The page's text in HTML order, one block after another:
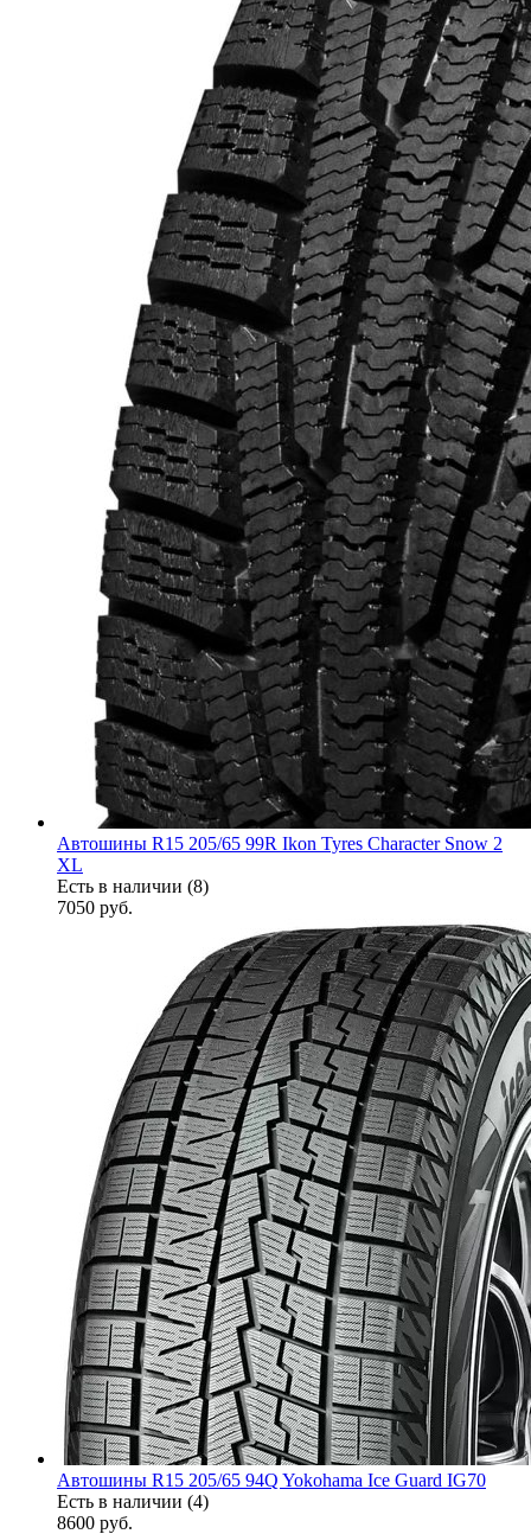
Автошины R15 205/65 99R Ikon Tyres Character Snow 2
XL
Есть в наличии (8)
7050 руб.
Автошины R15 205/65 94Q Yokohama Ice Guard IG70
Есть в наличии (4)
8600 руб.